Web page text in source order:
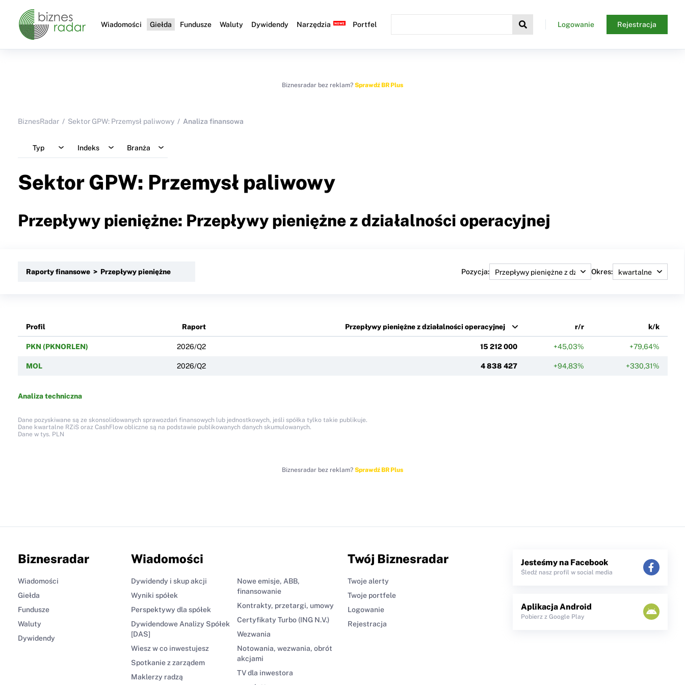
Wiadomości Giełda Fundusze Waluty Dywidendy Narzędzia Portfel Logowanie Rejestracja
Biznesradar bez reklam? Sprawdź BR Plus
BiznesRadar Sektor GPW: Przemysł paliwowy Analiza finansowa
Typ Indeks Branża
Sektor GPW: Przemysł paliwowy
Przepływy pieniężne: Przepływy pieniężne z działalności operacyjnej
Raporty finansowe > Przepływy pieniężne Pozycja: Okres:
Profil Raport Przepływy pieniężne z działalności operacyjnej r/r k/k
PKN (PKNORLEN) 2026/Q2 15 212 000 +45,03% +79,64%
MOL 2026/Q2 4 838 427 +94,83% +330,31%
Analiza techniczna
Dane pozyskiwane są ze skonsolidowanych sprawozdań finansowych lub jednostkowych, jeśli spółka tylko takie publikuje.
Dane kwartalne RZiS oraz CashFlow obliczne są na podstawie publikowanych danych skumulowanych.
Dane w tys. PLN
Biznesradar bez reklam? Sprawdź BR Plus
Biznesradar
Wiadomości
Giełda
Fundusze
Waluty
Dywidendy
Wiadomości
Dywidendy i skup akcji
Wyniki spółek
Perspektywy dla spółek
Dywidendowe Analizy Spółek
[DAS]
Wiesz w co inwestujesz
Spotkanie z zarządem
Maklerzy radzą
Nowe emisje, ABB,
finansowanie
Kontrakty, przetargi, umowy
Certyfikaty Turbo (ING N.V.)
Wezwania
Notowania, wezwania, obrót
akcjami
TV dla inwestora
Twój Biznesradar
Twoje alerty
Twoje portfele
Logowanie
Rejestracja
Jesteśmy na Facebook
Śledź nasz profil w social media
Aplikacja Android
Pobierz z Google Play